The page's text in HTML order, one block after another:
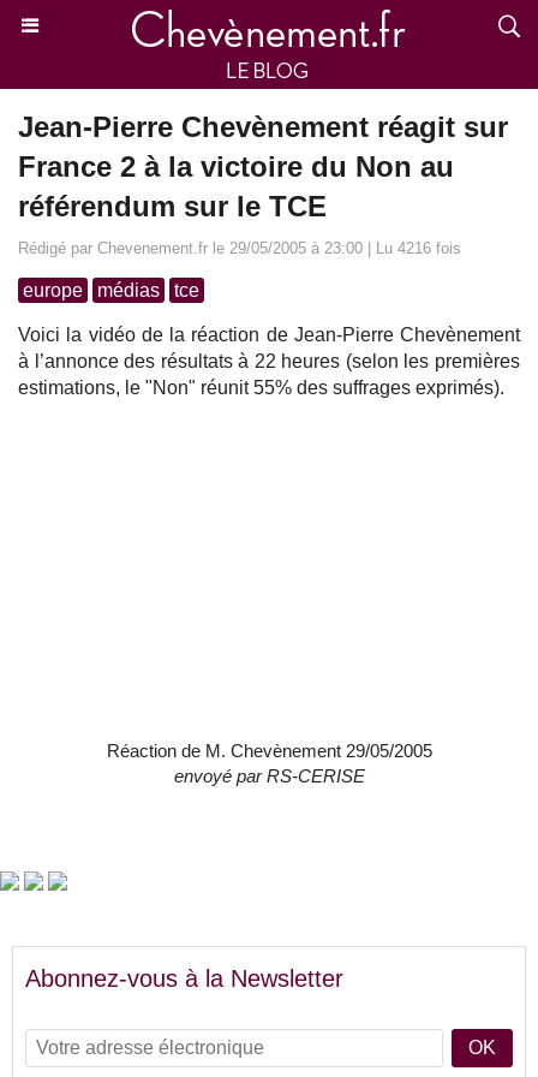
Jean-Pierre Chevènement réagit sur
France 2 à la victoire du Non au
référendum sur le TCE
Rédigé par Chevenement.fr le 29/05/2005 à 23:00 | Lu 4216 fois
europe médias tce
Voici la vidéo de la réaction de Jean-Pierre Chevènement
à l’annonce des résultats à 22 heures (selon les premières
estimations, le "Non" réunit 55% des suffrages exprimés).
Réaction de M. Chevènement 29/05/2005
envoyé parRS-CERISE
Abonnez-vous à la Newsletter
OK